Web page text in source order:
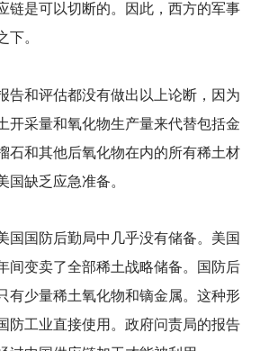
链是可以切断的。因此，西方的军事
下。
告和评估都没有做出以上论断，因为
开采量和氧化物生产量来代替包括金
石和其他后氧化物在内的所有稀土材
国缺乏应急准备。
国国防后勤局中几乎没有储备。美国
间变卖了全部稀土战略储备。国防后
有少量稀土氧化物和镝金属。这种形
防工业直接使用。政府问责局的报告